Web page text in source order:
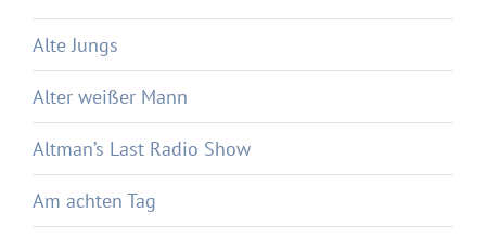
Alte Jungs
Alter weißer Mann
Altman’s Last Radio Show
Am achten Tag